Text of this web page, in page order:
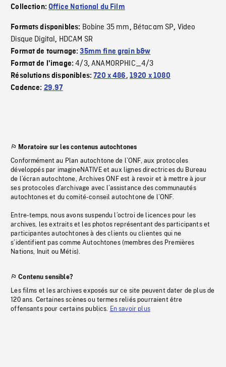
Collection:Office National du Film
Formats disponibles: Bobine 35 mm, Bétacam SP, Video
Disque Digital, HDCAM SR
Format de tournage:35mm fine grain b&w
Format de l'image:4/3,ANAMORPHIC_4/3
Résolutions disponibles:720 x 486, 1920 x 1080
Cadence: 29.97
Moratoire sur les contenus autochtones
Conformément au Plan autochtone de l’ONF, aux protocoles
développés par imagineNATIVE et aux lignes directrices du Bureau
de l’écran autochtone, Archives ONF est à revoir et à mettre à jour
ses protocoles d’archivage avec l’assistance des communautés
autochtones et du comité-conseil autochtone de l’ONF.
Entre-temps, nous avons suspendu l’octroi de licences pour les
archives, les extraits et les photos représentant des participants et
participantes autochtones à des clients ou clientes qui ne
s’identifient pas comme Autochtones (membres des Premières
Nations, Inuit ou Métis).
Contenu sensible?
Les films et les archives exposés sur ce site peuvent dater de plus de
120 ans. Certaines scènes ou termes reliés pourraient être
offensants pour certains publics. En savoir plus